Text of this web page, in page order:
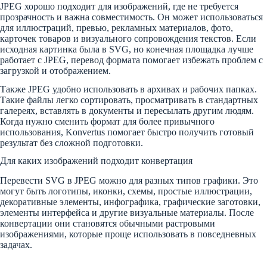
JPEG хорошо подходит для изображений, где не требуется
прозрачность и важна совместимость. Он может использоваться
для иллюстраций, превью, рекламных материалов, фото,
карточек товаров и визуального сопровождения текстов. Если
исходная картинка была в SVG, но конечная площадка лучше
работает с JPEG, перевод формата помогает избежать проблем с
загрузкой и отображением.
Также JPEG удобно использовать в архивах и рабочих папках.
Такие файлы легко сортировать, просматривать в стандартных
галереях, вставлять в документы и пересылать другим людям.
Когда нужно сменить формат для более привычного
использования, Konvertus помогает быстро получить готовый
результат без сложной подготовки.
Для каких изображений подходит конвертация
Перевести SVG в JPEG можно для разных типов графики. Это
могут быть логотипы, иконки, схемы, простые иллюстрации,
декоративные элементы, инфографика, графические заготовки,
элементы интерфейса и другие визуальные материалы. После
конвертации они становятся обычными растровыми
изображениями, которые проще использовать в повседневных
задачах.